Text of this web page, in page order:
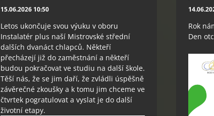
15.06.2026 10:50
Letos ukončuje svou výuku v oboru
Instalatér plus naší Mistrovské střední
dalších dvanáct chlapců. Někteří
přecházejí již do zaměstnání a někteří
budou pokračovat ve studiu na další škole.
Těší nás, že se jim daří, že zvládli úspěšně
závěrečné zkoušky a k tomu jim chceme ve
čtvrtek pogratulovat a vyslat je do další
životní etapy.
Rok
Den